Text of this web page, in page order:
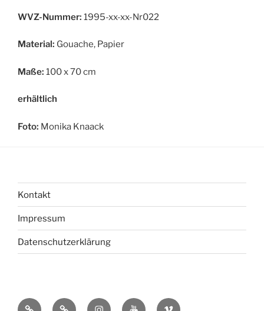
WVZ-Nummer: 1995-xx-xx-Nr022
Material: Gouache, Papier
Maße: 100 x 70 cm
erhältlich
Foto: Monika Knaack
Kontakt
Impressum
Datenschutzerklärung
bsky MastadonInstagramYou Vimeo